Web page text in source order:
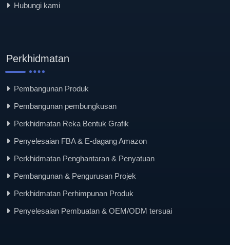
Hubungi kami
Perkhidmatan
Pembangunan Produk
Pembangunan pembungkusan
Perkhidmatan Reka Bentuk Grafik
Penyelesaian FBA & E-dagang Amazon
Perkhidmatan Penghantaran & Penyatuan
Pembangunan & Pengurusan Projek
Perkhidmatan Perhimpunan Produk
Penyelesaian Pembuatan & OEM/ODM tersuai